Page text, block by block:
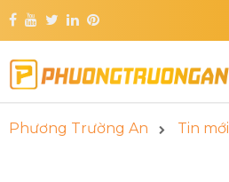
Phương Trường An Tin mới